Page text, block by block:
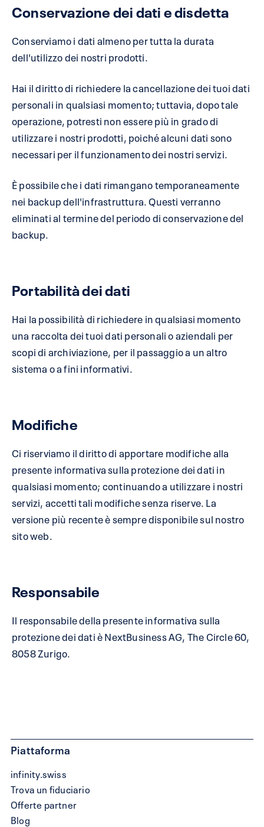
Conservazione dei dati e disdetta
Conserviamo i dati almeno per tutta la durata
dell'utilizzo dei nostri prodotti.
Hai il diritto di richiedere la cancellazione dei tuoi dati
personali in qualsiasi momento; tuttavia, dopo tale
operazione, potresti non essere più in grado di
utilizzare i nostri prodotti, poiché alcuni dati sono
necessari per il funzionamento dei nostri servizi.
È possibile che i dati rimangano temporaneamente
nei backup dell'infrastruttura. Questi verranno
eliminati al termine del periodo di conservazione del
backup.
Portabilità dei dati
Hai la possibilità di richiedere in qualsiasi momento
una raccolta dei tuoi dati personali o aziendali per
scopi di archiviazione, per il passaggio a un altro
sistema o a fini informativi.
Modifiche
Ci riserviamo il diritto di apportare modifiche alla
presente informativa sulla protezione dei dati in
qualsiasi momento; continuando a utilizzare i nostri
servizi, accetti tali modifiche senza riserve. La
versione più recente è sempre disponibile sul nostro
sito web.
Responsabile
Il responsabile della presente informativa sulla
protezione dei dati è NextBusiness AG, The Circle 60,
8058 Zurigo.
Piattaforma
infinity.swiss
Trova un fiduciario
Offerte partner
Blog